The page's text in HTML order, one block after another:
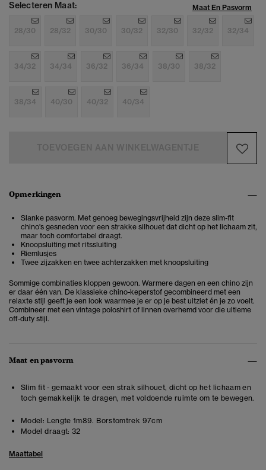
Selecteren Maat: Maat En Pasvorm
28/30 28/32 30/30 30/32 32/30 32/32 32/34
34/32 34/34 36/32 36/34 38/30 38/32
38/34 40/30 40/32 40/34
Opmerkingen
Slanke pasvorm. Met genoeg bewegingsvrijheid zijn deze slim-fit
chino's gesneden voor een strakke silhouet dat dicht op het lichaam zit,
maar toch comfortabel draagt.
Knoopsluiting met ritssluiting
Riemlusjes
Twee zijzakken en twee achterzakken met knoopsluiting
Sommige combinaties kloppen gewoon. Warmere dagen en een chino zijn
er daar één van. De klassieke chino-keperstof gecombineerd met een
relaxte stijl geeft je een look waarmee je er op je best uitziet én je zo voelt.
Combineer met een vintage poloshirt of linnen overhemd voor die ultieme
off-duty stijl.
Maat en pasvorm
Slim fit - gemaakt voor een strak silhouet, dicht op het lichaam en
toch gemakkelijk te dragen, met voldoende ruimte om te bewegen.
Model: Lengte 1m89. Borstomtrek 97cm
Model draagt: 32
Maattabel